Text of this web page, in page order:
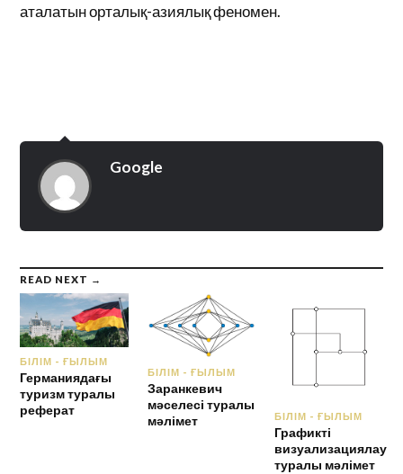
аталатын орталық-азиялық феномен.
Google
READ NEXT →
БІЛІМ - ҒЫЛЫМ
Германиядағы
туризм туралы
реферат
БІЛІМ - ҒЫЛЫМ
Заранкевич
мәселесі туралы
мәлімет
БІЛІМ - ҒЫЛЫМ
Графикті
визуализациялау
туралы мәлімет